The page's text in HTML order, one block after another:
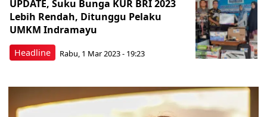
Headline
UPDATE, Suku Bunga KUR BRI 2023
Lebih Rendah, Ditunggu Pelaku
UMKM Indramayu
Rabu, 1 Mar 2023 - 19:23